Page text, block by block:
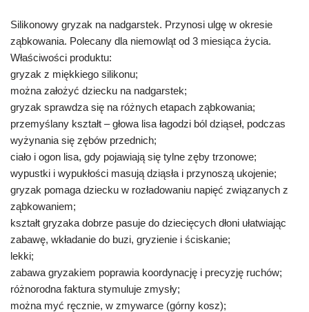
Silikonowy gryzak na nadgarstek. Przynosi ulgę w okresie
ząbkowania. Polecany dla niemowląt od 3 miesiąca życia.
Właściwości produktu:
gryzak z miękkiego silikonu;
można założyć dziecku na nadgarstek;
gryzak sprawdza się na różnych etapach ząbkowania;
przemyślany kształt – głowa lisa łagodzi ból dziąseł, podczas
wyżynania się zębów przednich;
ciało i ogon lisa, gdy pojawiają się tylne zęby trzonowe;
wypustki i wypukłości masują dziąsła i przynoszą ukojenie;
gryzak pomaga dziecku w rozładowaniu napięć związanych z
ząbkowaniem;
kształt gryzaka dobrze pasuje do dziecięcych dłoni ułatwiając
zabawę, wkładanie do buzi, gryzienie i ściskanie;
lekki;
zabawa gryzakiem poprawia koordynację i precyzję ruchów;
różnorodna faktura stymuluje zmysły;
można myć ręcznie, w zmywarce (górny kosz);